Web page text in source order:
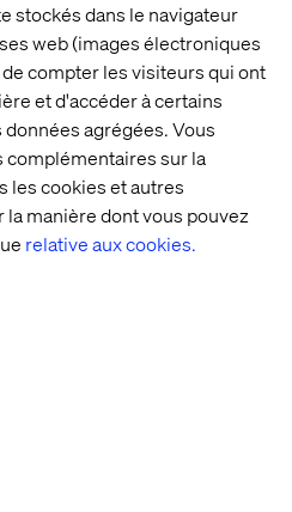
stockés dans le navigateur
web (images électroniques
compter les visiteurs qui ont
et d'accéder à certains
agrégées. Vous
sur la
les cookies et autres
manière dont vous pouvez
relative aux cookies.
hospitality, the recipient
that its acceptance is in
internal policies on gifts
any applicable laws or
acknowledges that this
legitimate business purposes
expectation, or
decision.